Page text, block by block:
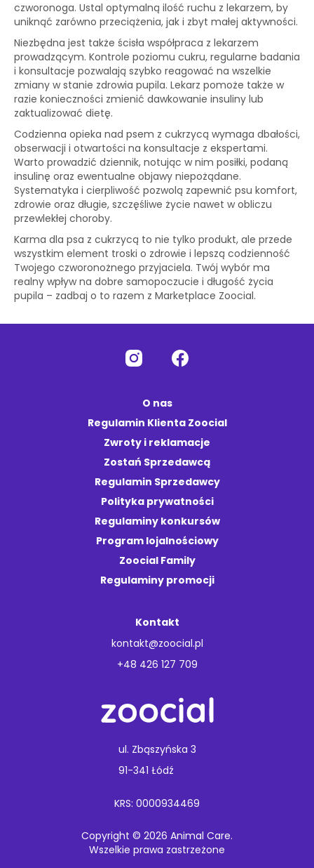
czworonoga. Ustal optymalną ilość ruchu z lekarzem, by
uniknąć zarówno przeciążenia, jak i zbyt małej aktywności.
Niezbędna jest także ścisła współpraca z lekarzem
prowadzącym. Kontrole poziomu cukru, regularne badania
i konsultacje pozwalają szybko reagować na wszelkie
zmiany w stanie zdrowia pupila. Lekarz pomoże także w
razie konieczności zmienić dawkowanie insuliny lub
zaktualizować dietę.
Codzienna opieka nad psem z cukrzycą wymaga dbałości,
obserwacji i otwartości na konsultacje z ekspertami.
Warto prowadzić dziennik, notując w nim posiłki, podaną
insulinę oraz ewentualne objawy niepożądane.
Systematyka i cierpliwość pozwolą zapewnić psu komfort,
zdrowie oraz długie, szczęśliwe życie nawet w obliczu
przewlekłej choroby.
Karma dla psa z cukrzycą to nie tylko produkt, ale przede
wszystkim element troski o zdrowie i lepszą codzienność
Twojego czworonożnego przyjaciela. Twój wybór ma
realny wpływ na dobre samopoczucie i długość życia
pupila – zadbaj o to razem z Marketplace Zoocial.
O nas
Regulamin Klienta Zoocial
Zwroty i reklamacje
Zostań Sprzedawcą
Regulamin Sprzedawcy
Polityka prywatności
Regulaminy konkursów
Program lojalnościowy
Zoocial Family
Regulaminy promocji
Kontakt
kontakt@zoocial.pl
+48 426 127 709
ul. Zbąszyńska 3
91-341 Łódź
KRS: 0000934469
Copyright © 2026 Animal Care.
Wszelkie prawa zastrzeżone